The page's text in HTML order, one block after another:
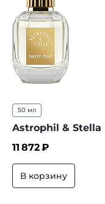
50 мл
Astrophil & Stella
11 872₽
В корзину